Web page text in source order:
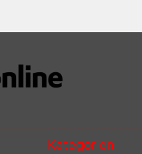
Kategorien